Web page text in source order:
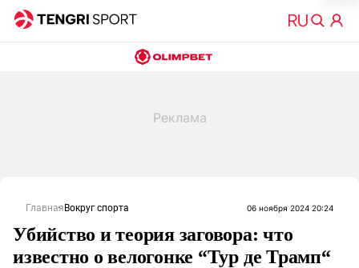
Главная Вокруг спорта 06 ноября 2024 20:24
Убийство и теория заговора: что
известно о велогонке “Тур де Трамп“